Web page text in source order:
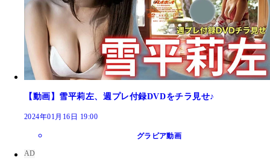
【動画】雪平莉左、週プレ付録DVDをチラ見せ♪
2024年01月16日 19:00
グラビア動画